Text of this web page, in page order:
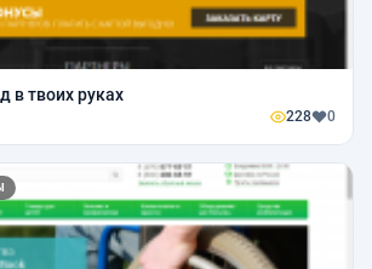
в твоих руках
228 0